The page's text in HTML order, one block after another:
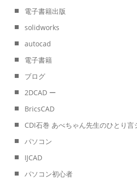
電子書籍出版
solidworks
autocad
電子書籍
ブログ
2DCAD ー
BricsCAD
CDI石巻 あべちゃん先生のひとり
パソコン
IJCAD
パソコン初心者